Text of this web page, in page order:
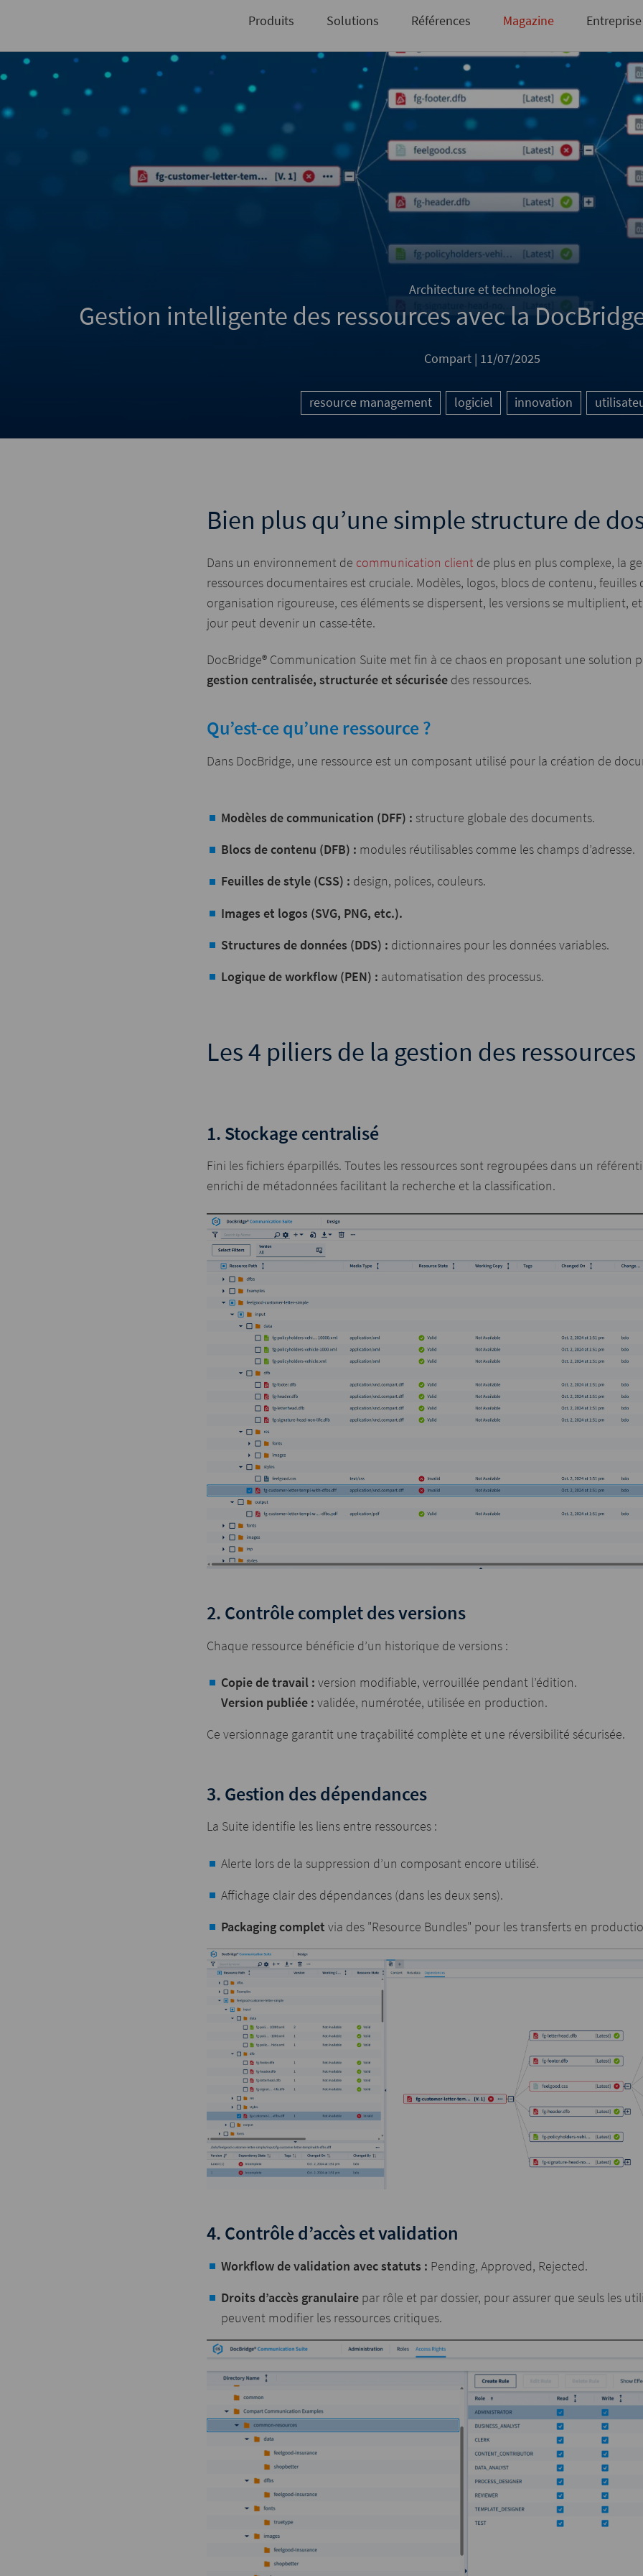
Pas encore inscrit? Inscrivez-vous ici
Produits Solutions Références Magazine Entreprise
Architecture et technologie
Gestion intelligente des ressources avec la
Compart | 11/07/2025
resource management logiciel innovation
Bien plus qu’une simple structure de
Dans un environnement de communication client de plus en plus complexe, la
ressources documentaires est cruciale. Modèles, logos, blocs de contenu,
organisation rigoureuse, ces éléments se dispersent, les versions se multiplient,
jour peut devenir un casse-tête.
DocBridge® Communication Suite met fin à ce chaos en proposant une solution
gestion centralisée, structurée et sécurisée des ressources.
Qu’est-ce qu’une ressource ?
Dans DocBridge, une ressource est un composant utilisé pour la création de
Modèles de communication (DFF) : structure globale des documents.
Blocs de contenu (DFB) : modules réutilisables comme les champs d’adresse.
Feuilles de style (CSS) : design, polices, couleurs.
Images et logos (SVG, PNG, etc.).
Structures de données (DDS) : dictionnaires pour les données variables.
Logique de workflow (PEN) : automatisation des processus.
Les 4 piliers de la gestion des ressources
1. Stockage centralisé
Fini les fichiers éparpillés. Toutes les ressources sont regroupées dans un
enrichi de métadonnées facilitant la recherche et la classification.
2. Contrôle complet des versions
Chaque ressource bénéficie d’un historique de versions :
Copie de travail : version modifiable, verrouillée pendant l’édition.
Version publiée : validée, numérotée, utilisée en production.
Ce versionnage garantit une traçabilité complète et une réversibilité sécurisée.
3. Gestion des dépendances
La Suite identifie les liens entre ressources :
Alerte lors de la suppression d’un composant encore utilisé.
Affichage clair des dépendances (dans les deux sens).
Packaging complet via des "Resource Bundles" pour les transferts en
4. Contrôle d’accès et validation
Workflow de validation avec statuts : Pending, Approved, Rejected.
Droits d’accès granulaire par rôle et par dossier, pour assurer que seuls les
peuvent modifier les ressources critiques.